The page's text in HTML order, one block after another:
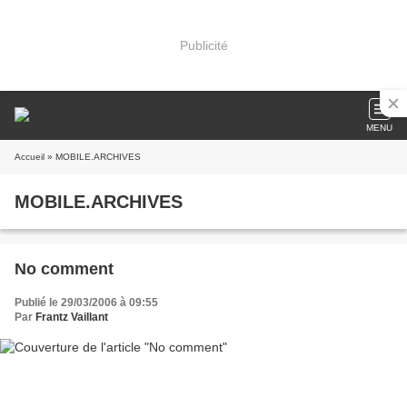
Publicité
MENU
Accueil » MOBILE.ARCHIVES
MOBILE.ARCHIVES
No comment
Publié le 29/03/2006 à 09:55
Par Frantz Vaillant